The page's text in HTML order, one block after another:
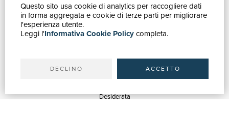
Questo sito usa cookie di analytics per raccogliere dati
in forma aggregata e cookie di terze parti per migliorare
l'esperienza utente.
Leggi l'Informativa Cookie Policycompleta.
DECLINO ACCETTO
GUIDA ACQUISTI
Catalogo
Ricerca avanzata
Spedizioni
Desiderata